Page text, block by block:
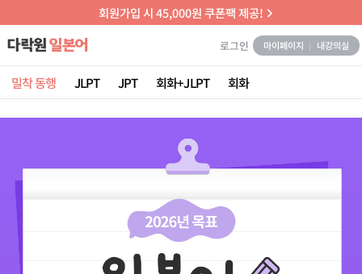
회원가입 시 45,000원 쿠폰팩 제공!
로그인 마이페이지 내강의실
밀착 동행 JLPT JPT 회화+JLPT 회화